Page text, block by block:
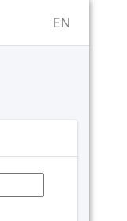
EN